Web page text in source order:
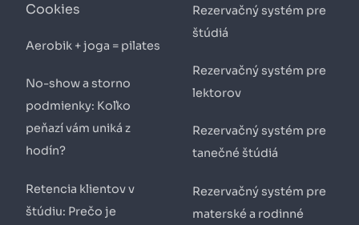
Cookies
Aerobik + joga = pilates
No-show a storno
podmienky: Koľko
peňazí vám uniká z
hodín?
Retencia klientov v
štúdiu: Prečo je
Rezervačný systém pre
štúdiá
Rezervačný systém pre
lektorov
Rezervačný systém pre
tanečné štúdiá
Rezervačný systém pre
materské a rodinné